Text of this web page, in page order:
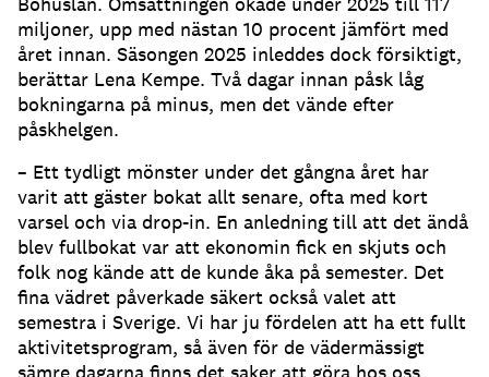
miljoner, upp med nästan 10 procent jämfört med
året innan. Säsongen 2025 inleddes dock försiktigt,
berättar Lena Kempe. Två dagar innan påsk låg
bokningarna på minus, men det vände efter
påskhelgen.
– Ett tydligt mönster under det gångna året har
varit att gäster bokat allt senare, ofta med kort
varsel och via drop-in. En anledning till att det ändå
blev fullbokat var att ekonomin fick en skjuts och
folk nog kände att de kunde åka på semester. Det
fina vädret påverkade säkert också valet att
semestra i Sverige. Vi har ju fördelen att ha ett fullt
aktivitetsprogram, så även för de vädermässigt
sämre dagarna finns det saker att göra hos oss.